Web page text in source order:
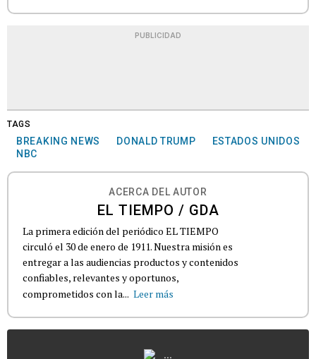
PUBLICIDAD
TAGS
BREAKING NEWS DONALD TRUMP
ESTADOS UNIDOS
NBC
ACERCA DEL AUTOR
EL TIEMPO / GDA
La primera edición del periódico EL TIEMPO
circuló el 30 de enero de 1911. Nuestra misión es
entregar a las audiencias productos y contenidos
confiables, relevantes y oportunos,
comprometidos con la... Leer más
...